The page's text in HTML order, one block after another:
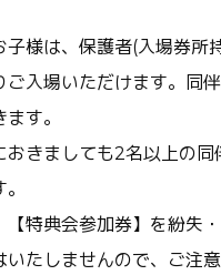
様は、保護者(入場券所
入場いただけます。同
す。
きましても2名以上の同
特典会参加券】を紛失
たしませんので、ご注意